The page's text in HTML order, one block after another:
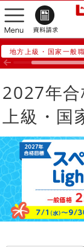
地方上級・国家一般職
2027年
上級・国